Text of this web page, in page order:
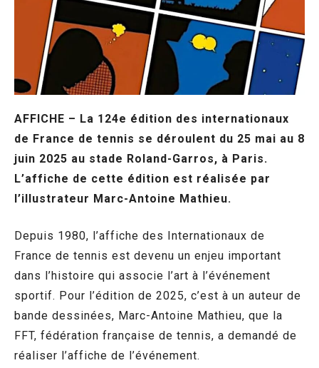
AFFICHE – La 124e édition des internationaux
de France de tennis se déroulent du 25 mai au 8
juin 2025 au stade Roland-Garros, à Paris.
L’affiche de cette édition est réalisée par
l’illustrateur Marc-Antoine Mathieu.
Depuis 1980, l’affiche des Internationaux de
France de tennis est devenu un enjeu important
dans l’histoire qui associe l’art à l’événement
sportif. Pour l’édition de 2025, c’est à un auteur de
bande dessinées, Marc-Antoine Mathieu, que la
FFT, fédération française de tennis, a demandé de
réaliser l’affiche de l’événement.